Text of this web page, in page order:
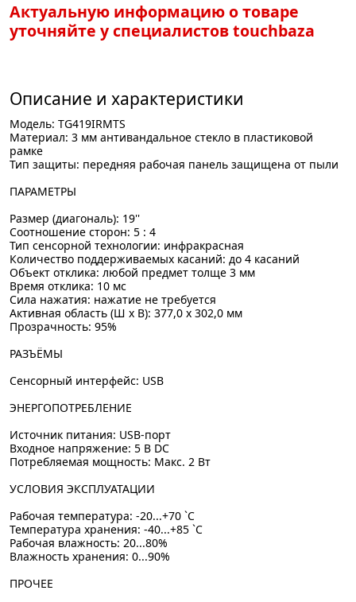
Актуальную информацию о товаре
уточняйте у специалистов touchbaza
Описание и характеристики
Модель: TG419IRMTS
Материал: 3 мм антивандальное стекло в пластиковой
рамке
Тип защиты: передняя рабочая панель защищена от пыли
ПАРАМЕТРЫ
Размер (диагональ): 19''
Соотношение сторон: 5 : 4
Тип сенсорной технологии: инфракрасная
Количество поддерживаемых касаний: до 4 касаний
Объект отклика: любой предмет толще 3 мм
Время отклика: 10 мс
Сила нажатия: нажатие не требуется
Активная область (Ш x В): 377,0 x 302,0 мм
Прозрачность: 95%
РАЗЪЁМЫ
Сенсорный интерфейс: USB
ЭНЕРГОПОТРЕБЛЕНИЕ
Источник питания: USB-порт
Входное напряжение: 5 В DC
Потребляемая мощность: Макс. 2 Вт
УСЛОВИЯ ЭКСПЛУАТАЦИИ
Рабочая температура: -20...+70 `C
Температура хранения: -40...+85 `C
Рабочая влажность: 20...80%
Влажность хранения: 0...90%
ПРОЧЕЕ